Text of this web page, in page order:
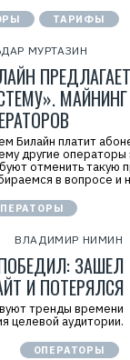
ТАРИФЫ
МУРТАЗИН
Билайн платит
другие
отменить такую
в вопросе и
ВЛАДИМИР НИМИН
ЗАШЕЛ
И ПОТЕРЯЛСЯ
тренды времени
целевой аудитории.
ОПЕРАТОРЫ